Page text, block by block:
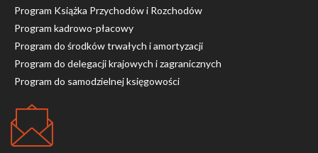
Program Książka Przychodów i Rozchodów
Program kadrowo-płacowy
Program do środków trwałych i amortyzacji
Program do delegacji krajowych i zagranicznych
Program do samodzielnej księgowości